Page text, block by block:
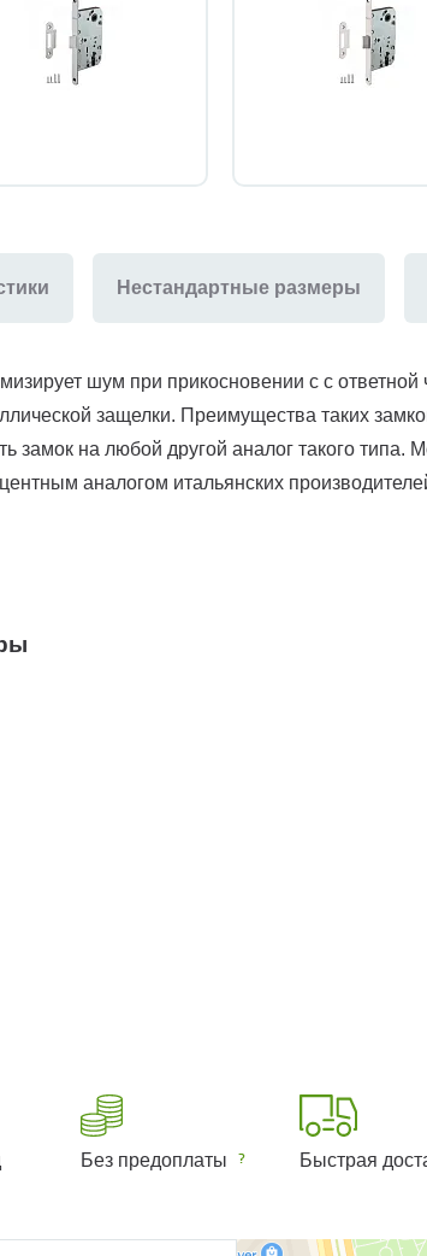
Нестандартные размеры
шум при прикосновении с с
защелки. Преимущества таких
замок на любой другой аналог такого
аналогом итальянских
Без предоплаты Быстрая